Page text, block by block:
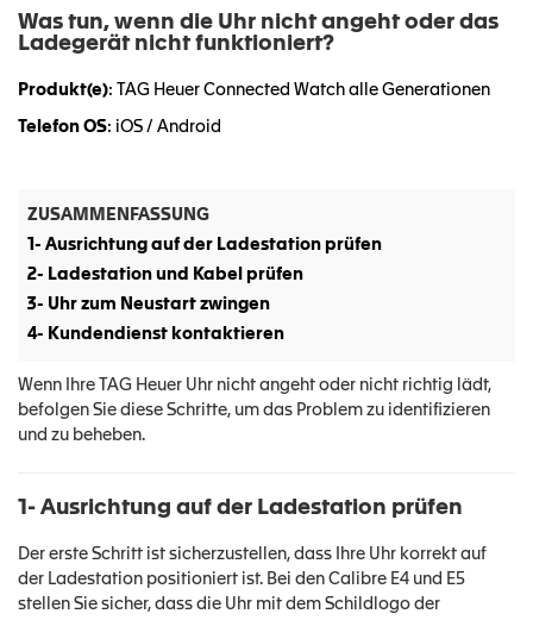
Was tun, wenn die Uhr nicht angeht oder das
Ladegerät nicht funktioniert?
Produkt(e): TAG Heuer Connected Watch alle Generationen
Telefon OS: iOS / Android
ZUSAMMENFASSUNG
1- Ausrichtung auf der Ladestation prüfen
2- Ladestation und Kabel prüfen
3- Uhr zum Neustart zwingen
4- Kundendienst kontaktieren
Wenn Ihre TAG Heuer Uhr nicht angeht oder nicht richtig lädt,
befolgen Sie diese Schritte, um das Problem zu identifizieren
und zu beheben.
1- Ausrichtung auf der Ladestation prüfen
Der erste Schritt ist sicherzustellen, dass Ihre Uhr korrekt auf
der Ladestation positioniert ist. Bei den Calibre E4 und E5
stellen Sie sicher, dass die Uhr mit dem Schildlogo der